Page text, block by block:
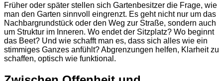
Früher oder später stellen sich Gartenbesitzer die Frage, wie
man den Garten sinnvoll eingrenzt. Es geht nicht nur um das
Nachbargrundstück oder den Weg zur Straße, sondern auch
um Struktur im Inneren. Wo endet der Sitzplatz? Wo beginnt
das Beet? Und wie schafft man es, dass sich alles wie ein
stimmiges Ganzes anfühlt? Abgrenzungen helfen, Klarheit zu
schaffen, optisch wie funktional.